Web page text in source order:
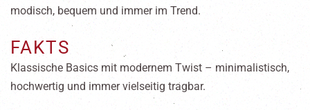
modisch, bequem und immer im Trend.
FAKTS
Klassische Basics mit modernem Twist – minimalistisch,
hochwertig und immer vielseitig tragbar.